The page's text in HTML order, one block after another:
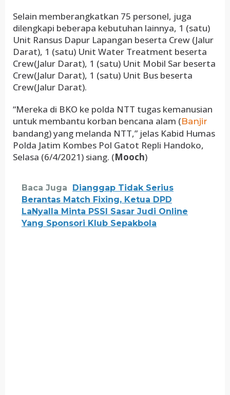
Selain memberangkatkan 75 personel, juga
dilengkapi beberapa kebutuhan lainnya, 1 (satu)
Unit Ransus Dapur Lapangan beserta Crew (Jalur
Darat), 1 (satu) Unit Water Treatment beserta
Crew(Jalur Darat), 1 (satu) Unit Mobil Sar beserta
Crew(Jalur Darat), 1 (satu) Unit Bus beserta
Crew(Jalur Darat).
“Mereka di BKO ke polda NTT tugas kemanusian
untuk membantu korban bencana alam (Banjir
bandang) yang melanda NTT,” jelas Kabid Humas
Polda Jatim Kombes Pol Gatot Repli Handoko,
Selasa (6/4/2021) siang. (Mooch)
Baca Juga
Dianggap Tidak Serius
Berantas Match Fixing, Ketua DPD
LaNyalla Minta PSSI Sasar Judi Online
Yang Sponsori Klub Sepakbola